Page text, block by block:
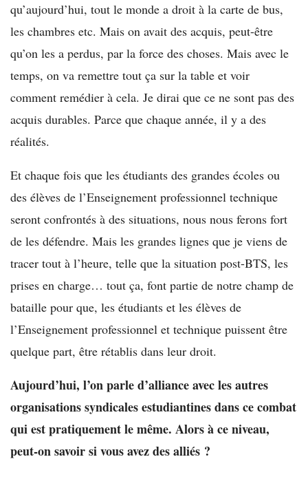
qu’aujourd’hui, tout le monde a droit à la carte de bus,
les chambres etc. Mais on avait des acquis, peut-être
qu’on les a perdus, par la force des choses. Mais avec le
temps, on va remettre tout ça sur la table et voir
comment remédier à cela. Je dirai que ce ne sont pas des
acquis durables. Parce que chaque année, il y a des
réalités.
Et chaque fois que les étudiants des grandes écoles ou
des élèves de l’Enseignement professionnel technique
seront confrontés à des situations, nous nous ferons fort
de les défendre. Mais les grandes lignes que je viens de
tracer tout à l’heure, telle que la situation post-BTS, les
prises en charge… tout ça, font partie de notre champ de
bataille pour que, les étudiants et les élèves de
l’Enseignement professionnel et technique puissent être
quelque part, être rétablis dans leur droit.
Aujourd’hui, l’on parle d’alliance avec les autres
organisations syndicales estudiantines dans ce combat
qui est pratiquement le même. Alors à ce niveau,
peut-on savoir si vous avez des alliés ?